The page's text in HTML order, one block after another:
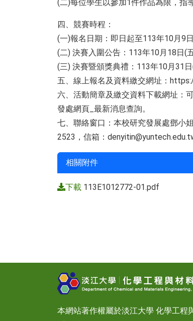
(二)每位學生以參加1件作品為限，指
四、競賽時程：
(一)報名日期：即日起至113年10月9
(二) 決賽入圍公告：113年10月18日(五
(三) 決賽暨頒獎典禮：113年10月31日(
五、線上報名及資料繳交網址：
六、活動簡章及繳交資料下載網址：
發處網頁_最新消息查詢。
七、聯絡窗口：本校研究發展處鄧小
2523，信箱：
相關附件
下載 113E1012772-01.pdf
本網站著作權屬於淡江大學 化學工程